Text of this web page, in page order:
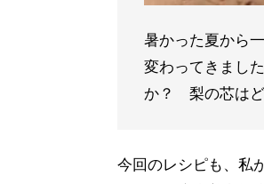
暑かった夏から
変わってきまし
か？ 梨の芯はど
今回のレシピも、私